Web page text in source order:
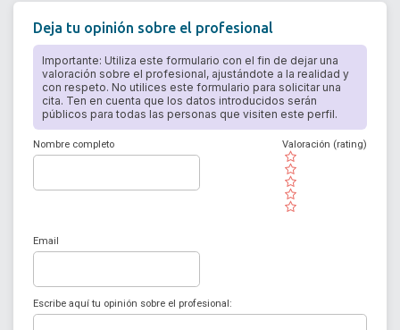
Deja tu opinión sobre el profesional
Importante: Utiliza este formulario con el fin de dejar una
valoración sobre el profesional, ajustándote a la realidad y
con respeto. No utilices este formulario para solicitar una
cita. Ten en cuenta que los datos introducidos serán
públicos para todas las personas que visiten este perfil.
Nombre completo
( )
( )
( )
( )
( )
Valoración (rating)
Email
Escribe aquí tu opinión sobre el profesional: